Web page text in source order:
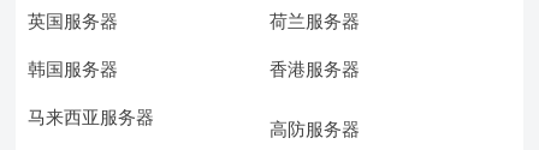
英国服务器 荷兰服务器
韩国服务器 香港服务器
马来西亚服务器
高防服务器